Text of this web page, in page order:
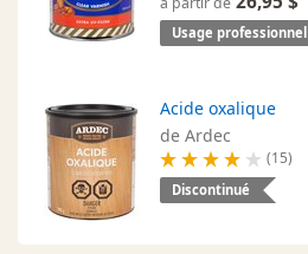
Usage professionnel
Acide oxalique
de Ardec
(15)
Discontinué